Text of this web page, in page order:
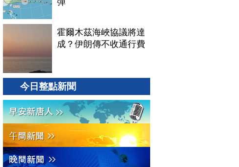
彈
霍爾木茲海峽協議將達
成？伊朗傳不收通行費
今日整點新聞